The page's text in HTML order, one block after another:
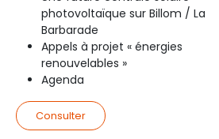
photovoltaïque sur Billom / La
Barbarade
Appels à projet « énergies
renouvelables »
Agenda
Consulter